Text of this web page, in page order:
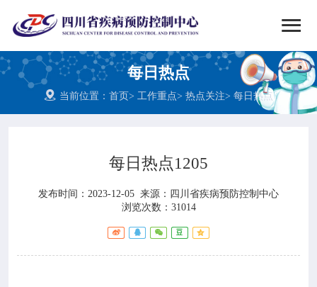

每日热点
 当前位置：首页>工作重点>热点关注>每日热点

网站首页
中心概况 
新闻动态 
每日热点1205
发布时间：2023-12-05 来源： 四川省疾病预防控制中心
浏览次数：31014